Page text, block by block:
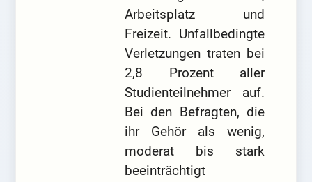
Arbeitsplatz und
Freizeit. Unfallbedingte
Verletzungen traten bei
2,8 Prozent aller
Studienteilnehmer auf.
Bei den Befragten, die
ihr Gehör als wenig,
moderat bis stark
beeinträchtigt